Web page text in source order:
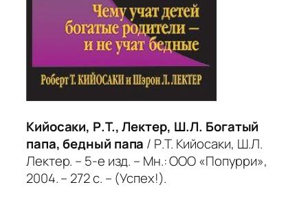
Кийосаки, Р.Т., Лектер, Ш.Л. Богатый
папа, бедный папа / Р.Т. Кийосаки, Ш.Л.
Лектер. – 5-е изд. – Мн.: ООО «Попурри»,
2004. – 272 с. – (Успех!).